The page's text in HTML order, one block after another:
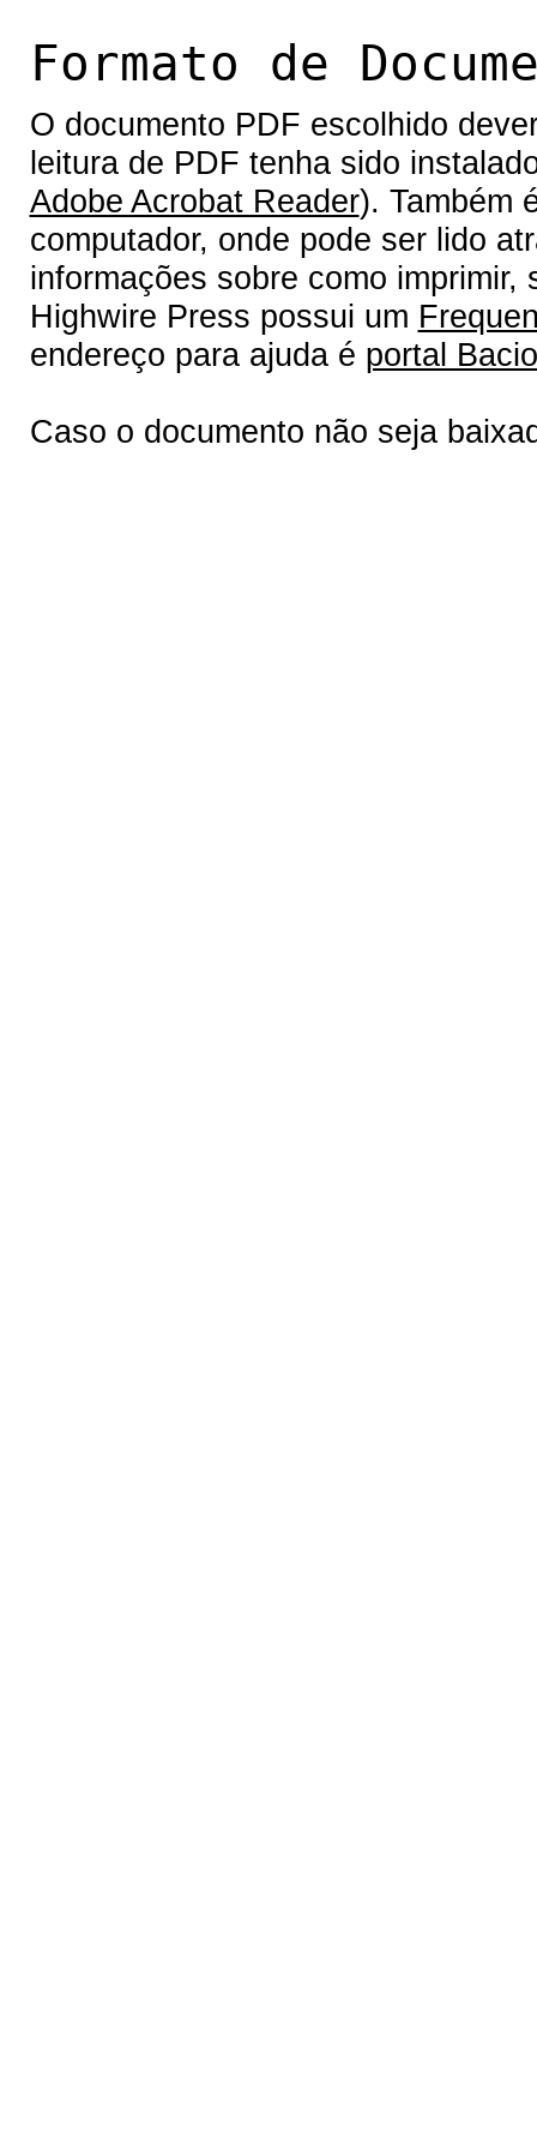
Formato de
O documento PDF escolhido
leitura de PDF tenha sido
Adobe Acrobat Reader). Também
computador, onde pode ser lido
informações sobre como
Highwire Press possui um
endereço para ajuda é portal
Caso o documento não seja